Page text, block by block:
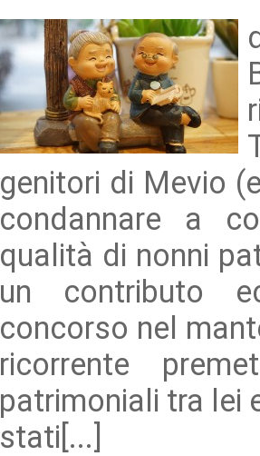
genitori di Mevio
condannare a
qualità di nonni
un contributo
concorso nel
ricorrente
patrimoniali tra lei
stati[...]